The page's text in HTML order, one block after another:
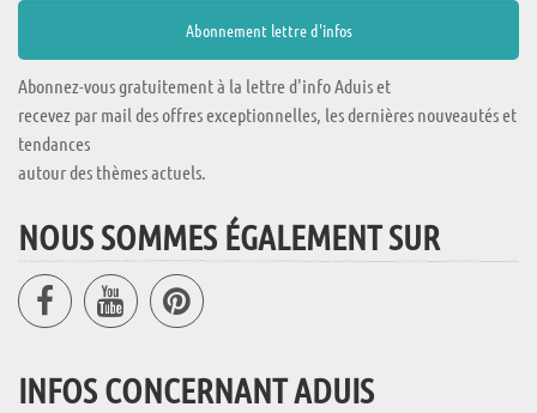
Abonnez-vous gratuitement à la lettre d'info Aduis et
recevez par mail des offres exceptionnelles, les dernières nouveautés et
tendances
autour des thèmes actuels.
NOUS SOMMES ÉGALEMENT SUR
INFOS CONCERNANT ADUIS